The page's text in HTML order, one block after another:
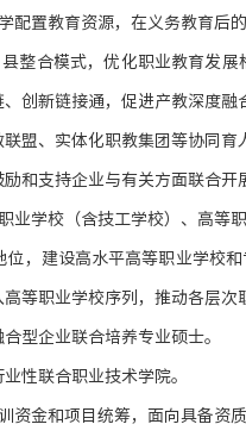
置教育资源，在义务教育后
整合模式，优化职业教育发
创新链接通，促进产教深度融
盟、实体化职教集团等协同
和支持企业与有关方面联合
学校（含技工学校）、高等
，建设高水平高等职业学校
等职业学校序列，推动各层次
型企业联合培养专业硕士。
性联合职业技术学院。
金和项目统筹，面向具备资